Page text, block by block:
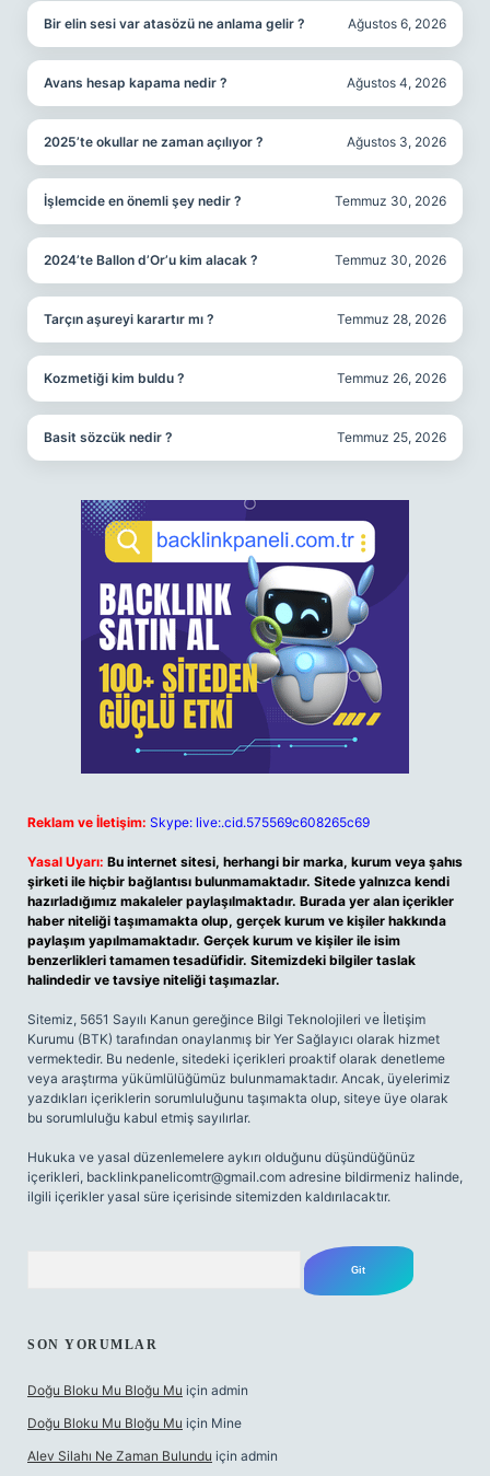
Bir elin sesi var atasözü ne anlama gelir ? Ağustos 6, 2026
Avans hesap kapama nedir ? Ağustos 4, 2026
2025’te okullar ne zaman açılıyor ? Ağustos 3, 2026
İşlemcide en önemli şey nedir ? Temmuz 30, 2026
2024’te Ballon d’Or’u kim alacak ? Temmuz 30, 2026
Tarçın aşureyi karartır mı ? Temmuz 28, 2026
Kozmetiği kim buldu ? Temmuz 26, 2026
Basit sözcük nedir ? Temmuz 25, 2026
Reklam ve İletişim: Skype: live:.cid.575569c608265c69
Yasal Uyarı: Bu internet sitesi, herhangi bir marka, kurum veya şahıs
şirketi ile hiçbir bağlantısı bulunmamaktadır. Sitede yalnızca kendi
hazırladığımız makaleler paylaşılmaktadır. Burada yer alan içerikler
haber niteliği taşımamakta olup, gerçek kurum ve kişiler hakkında
paylaşım yapılmamaktadır. Gerçek kurum ve kişiler ile isim
benzerlikleri tamamen tesadüfidir. Sitemizdeki bilgiler taslak
halindedir ve tavsiye niteliği taşımazlar.
Sitemiz, 5651 Sayılı Kanun gereğince Bilgi Teknolojileri ve İletişim
Kurumu (BTK) tarafından onaylanmış bir Yer Sağlayıcı olarak hizmet
vermektedir. Bu nedenle, sitedeki içerikleri proaktif olarak denetleme
veya araştırma yükümlülüğümüz bulunmamaktadır. Ancak, üyelerimiz
yazdıkları içeriklerin sorumluluğunu taşımakta olup, siteye üye olarak
bu sorumluluğu kabul etmiş sayılırlar.
Hukuka ve yasal düzenlemelere aykırı olduğunu düşündüğünüz
içerikleri, backlinkpanelicomtr@gmail.com adresine bildirmeniz halinde,
ilgili içerikler yasal süre içerisinde sitemizden kaldırılacaktır.
SON YORUMLAR
Doğu Bloku Mu Bloğu Mu için admin
Doğu Bloku Mu Bloğu Mu için Mine
Alev Silahı Ne Zaman Bulundu için admin